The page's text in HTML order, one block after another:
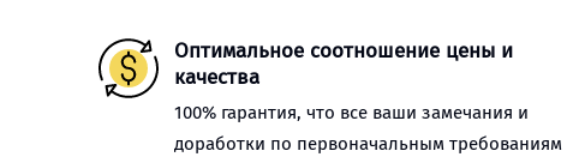
Оптимальное соотношение цены и
качества
100% гарантия, что все ваши замечания и
доработки по первоначальным требованиям